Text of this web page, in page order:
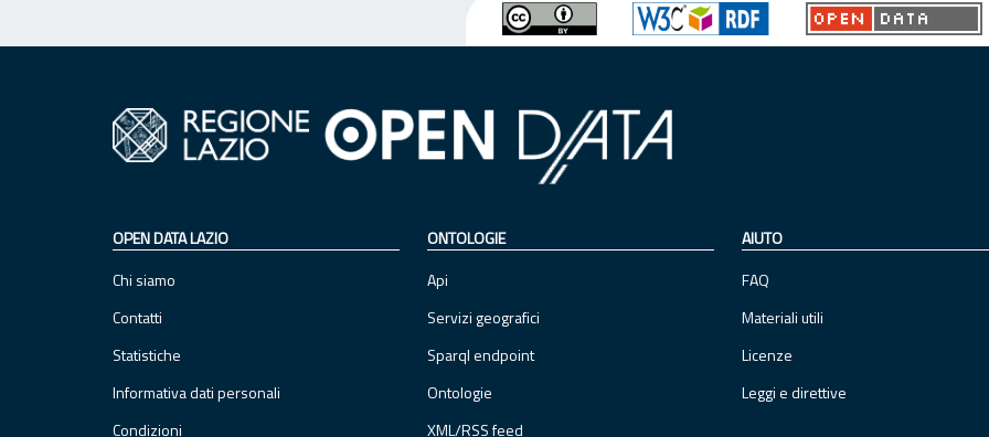
OPEN DATA LAZIO
Chi siamo
Contatti
Statistiche
Informativa dati personali
Condizioni
ONTOLOGIE
Api
Servizi geografici
Sparql endpoint
Ontologie
XML/RSS feed
AIUTO
FAQ
Materiali utili
Licenze
Leggi e direttive